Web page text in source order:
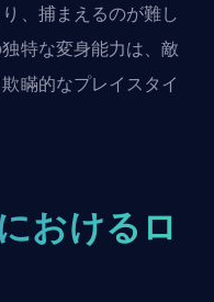
、捕まえるのが難し
特な変身能力は、敵
瞞的なプレイスタイ
おけるロ